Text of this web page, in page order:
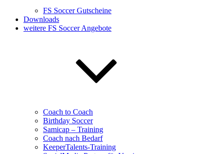
FS Soccer Gutscheine
Downloads
weitere FS Soccer Angebote
Coach to Coach
Birthday Soccer
Samicap – Training
Coach nach Bedarf
KeeperTalents-Training